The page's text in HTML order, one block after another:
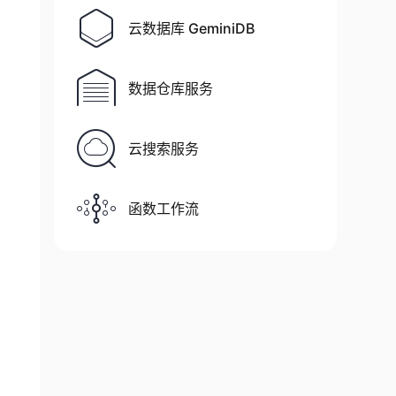
云数据库 GeminiDB
数据仓库服务
云搜索服务
函数工作流